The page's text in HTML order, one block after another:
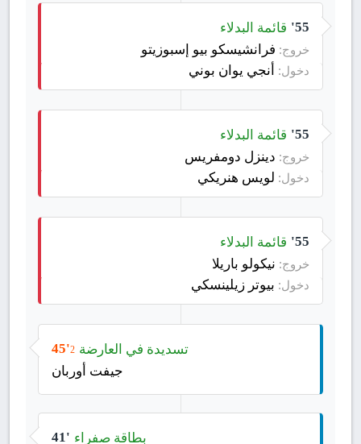
55' قائمة البدلاء
خروج: فرانشيسكو بيو إسبوزيتو
دخول: أنجي يوان بوني
55' قائمة البدلاء
خروج: دينزل دومفريس
دخول: لويس هنريكي
55' قائمة البدلاء
خروج: نيكولو باريلا
دخول: بيوتر زيلينسكي
45'2 تسديدة في العارضة
جيفت أوربان
41' بطاقة صفراء